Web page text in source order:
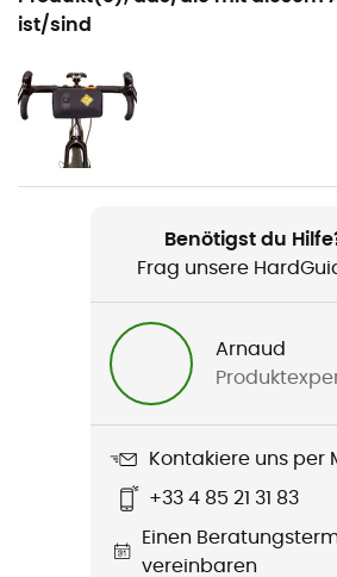
Wandern / Radsport
Geschlecht
Herren / Damen
Gewicht
45 g
Wasserdichtigkeit
Regenschutz
Recycelt / PFC-Free
ist/sind
Benötigst du
Frag unsere
Arnaud
Kontakiere uns per
+33 4 85 21 31 83
Einen
vereinbaren